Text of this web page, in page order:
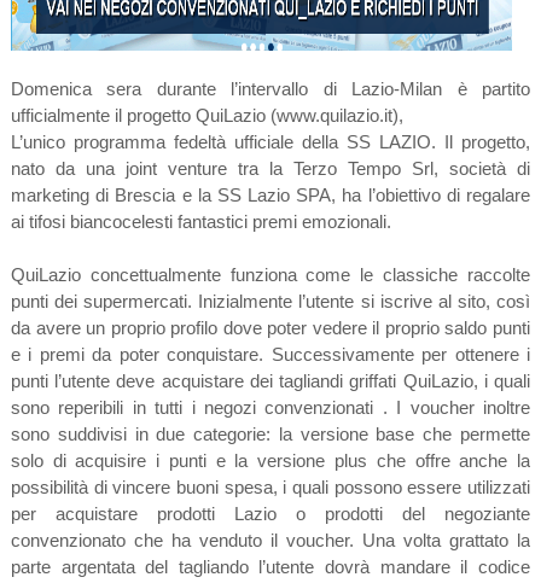
Domenica sera durante l’intervallo di Lazio-Milan è partito
ufficialmente il progetto QuiLazio (www.quilazio.it),
L’unico programma fedeltà ufficiale della SS LAZIO. Il progetto,
nato da una joint venture tra la Terzo Tempo Srl, società di
marketing di Brescia e la SS Lazio SPA, ha l’obiettivo di regalare
ai tifosi biancocelesti fantastici premi emozionali.
QuiLazio concettualmente funziona come le classiche raccolte
punti dei supermercati. Inizialmente l’utente si iscrive al sito, così
da avere un proprio profilo dove poter vedere il proprio saldo punti
e i premi da poter conquistare. Successivamente per ottenere i
punti l’utente deve acquistare dei tagliandi griffati QuiLazio, i quali
sono reperibili in tutti i negozi convenzionati . I voucher inoltre
sono suddivisi in due categorie: la versione base che permette
solo di acquisire i punti e la versione plus che offre anche la
possibilità di vincere buoni spesa, i quali possono essere utilizzati
per acquistare prodotti Lazio o prodotti del negoziante
convenzionato che ha venduto il voucher. Una volta grattato la
parte argentata del tagliando l’utente dovrà mandare il codice